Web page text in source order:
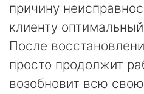
причину
клиенту
После
просто продолжит
возобновит всю свою